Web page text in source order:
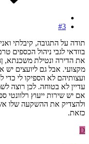
#3
תודה על התגובה, קיבלתי
בוודאי לגבי ניהול הכספים
את הדירה ונטילת משכנתא,
מקצועי. אבל גם ליועצים יש
ועצותיהם לא הספיקו לי
עדיין לא בטוחה. לכן רוצה
אם יש שירות ייעוץ רלוונטי
ולהצדיק את ההשקעה שלו
כזאת.
D